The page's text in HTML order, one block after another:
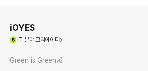
iOYES
IT 분야 크리에이터
Green is Green🍏